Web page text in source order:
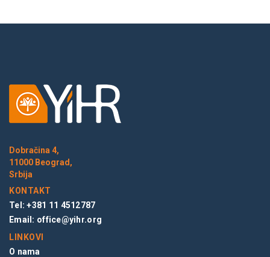
Dobračina 4,
11000 Beograd,
Srbija
KONTAKT
Tel: +381 11 4512787
Email: office@yihr.org
LINKOVI
O nama